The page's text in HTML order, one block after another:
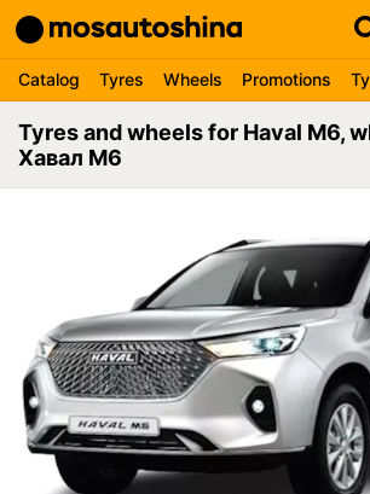
Catalog Tyres Wheels Promotions
Tyres and wheels for Haval M6,
Хавал М6